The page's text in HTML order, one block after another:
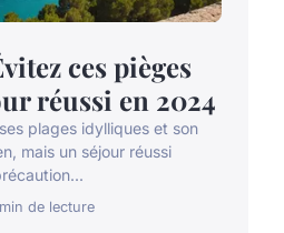
ces pièges
réussi en 2024
plages idylliques et son
mais un séjour réussi
de lecture